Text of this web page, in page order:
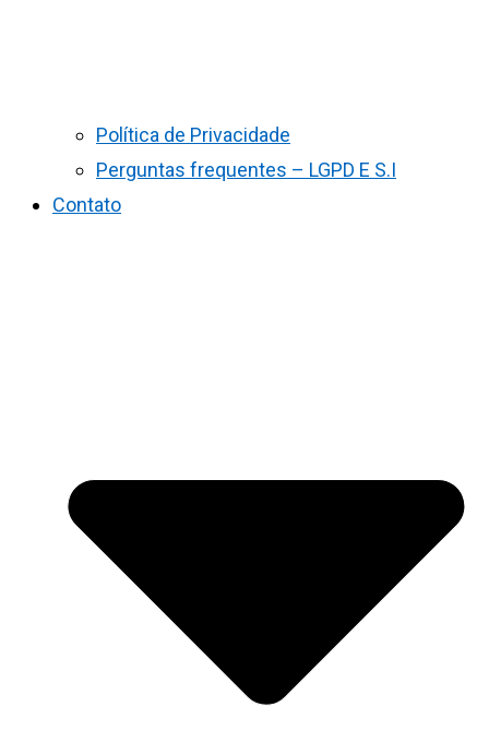
Política de Privacidade
Perguntas frequentes – LGPD E S.I
Contato